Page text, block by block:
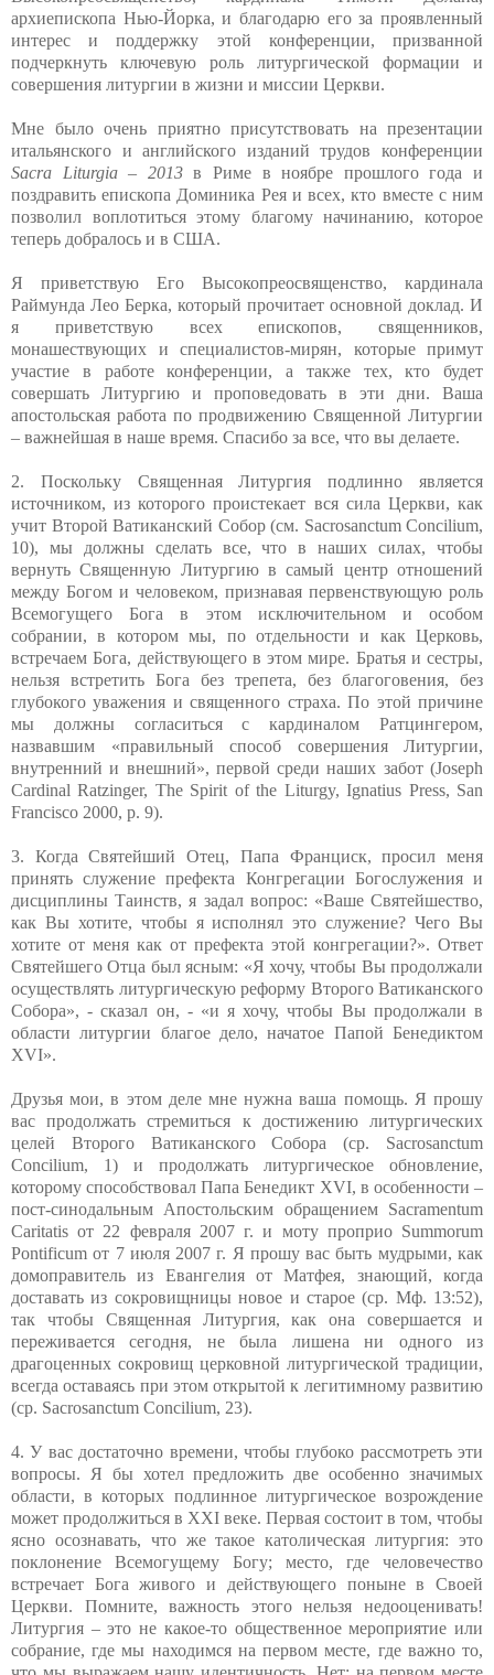
архиепископа Нью-Йорка, и благодарю его за проявленный
интерес и поддержку этой конференции, призванной
подчеркнуть ключевую роль литургической формации и
совершения литургии в жизни и миссии Церкви.
Мне было очень приятно присутствовать на презентации
итальянского и английского изданий трудов конференции
Sacra Liturgia – 2013в Риме в ноябре прошлого года и
поздравить епископа Доминика Рея и всех, кто вместе с ним
позволил воплотиться этому благому начинанию, которое
теперь добралось и в США.
Я приветствую Его Высокопреосвященство, кардинала
Раймунда Лео Берка, который прочитает основной доклад. И
я приветствую всех епископов, священников,
монашествующих и специалистов-мирян, которые примут
участие в работе конференции, а также тех, кто будет
совершать Литургию и проповедовать в эти дни. Ваша
апостольская работа по продвижению Священной Литургии
– важнейшая в наше время. Спасибо за все, что вы делаете.
2. Поскольку Священная Литургия подлинно является
источником, из которого проистекает вся сила Церкви, как
учит Второй Ватиканский Собор (см. Sacrosanctum Concilium,
10), мы должны сделать все, что в наших силах, чтобы
вернуть Священную Литургию в самый центр отношений
между Богом и человеком, признавая первенствующую роль
Всемогущего Бога в этом исключительном и особом
собрании, в котором мы, по отдельности и как Церковь,
встречаем Бога, действующего в этом мире. Братья и сестры,
нельзя встретить Бога без трепета, без благоговения, без
глубокого уважения и священного страха. По этой причине
мы должны согласиться с кардиналом Ратцингером,
назвавшим «правильный способ совершения Литургии,
внутренний и внешний», первой среди наших забот (Joseph
Cardinal Ratzinger, The Spirit of the Liturgy, Ignatius Press, San
Francisco 2000, p. 9).
3. Когда Святейший Отец, Папа Франциск, просил меня
принять служение префекта Конгрегации Богослужения и
дисциплины Таинств, я задал вопрос: «Ваше Святейшество,
как Вы хотите, чтобы я исполнял это служение? Чего Вы
хотите от меня как от префекта этой конгрегации?». Ответ
Святейшего Отца был ясным: «Я хочу, чтобы Вы продолжали
осуществлять литургическую реформу Второго Ватиканского
Собора», - сказал он, - «и я хочу, чтобы Вы продолжали в
области литургии благое дело, начатое Папой Бенедиктом
XVI».
Друзья мои, в этом деле мне нужна ваша помощь. Я прошу
вас продолжать стремиться к достижению литургических
целей Второго Ватиканского Собора (ср. Sacrosanctum
Concilium, 1) и продолжать литургическое обновление,
которому способствовал Папа Бенедикт XVI, в особенности –
пост-синодальным Апостольским обращением Sacramentum
Caritatisот 22 февраля 2007 г. и моту проприо Summorum
Pontificumот 7 июля 2007 г. Я прошу вас быть мудрыми, как
домоправитель из Евангелия от Матфея, знающий, когда
доставать из сокровищницы новое и старое (ср. Мф. 13:52),
так чтобы Священная Литургия, как она совершается и
переживается сегодня, не была лишена ни одного из
драгоценных сокровищ церковной литургической традиции,
всегда оставаясь при этом открытой к легитимному развитию
(ср. Sacrosanctum Concilium, 23).
4.У вас достаточно времени, чтобы глубоко рассмотреть эти
вопросы. Я бы хотел предложить две особенно значимых
области, в которых подлинное литургическое возрождение
может продолжиться в XXI веке. Первая состоит в том, чтобы
ясно осознавать, что же такое католическая литургия: это
поклонение Всемогущему Богу; место, где человечество
встречает Бога живого и действующего поныне в Своей
Церкви. Помните, важность этого нельзя недооценивать!
Литургия – это не какое-то общественное мероприятие или
собрание, где мы находимся на первом месте, где важно то,